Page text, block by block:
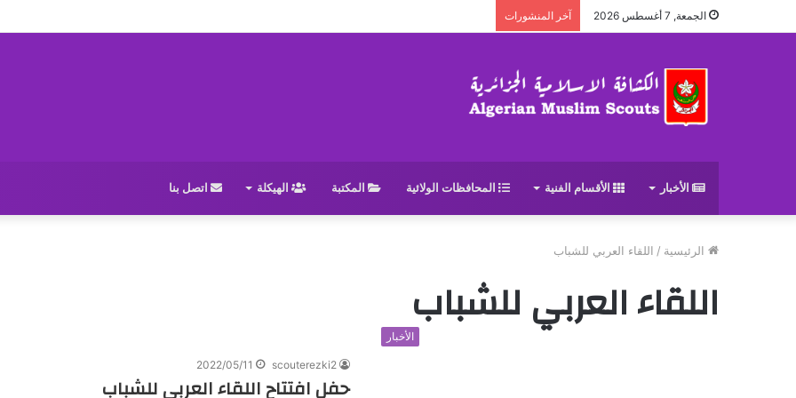
الجمعة, 7 أغسطس 2026 آخر المنشورات
الأخبار الأقسام الفنية المحافظات الولائية المكتبة الهيكلة اتصل بنا
الرئيسية / اللقاء العربي للشباب
اللقاء العربي للشبابالأخبار
scouterezki2
2022/05/11
حفل افتتاح اللقاء العربي للشباب